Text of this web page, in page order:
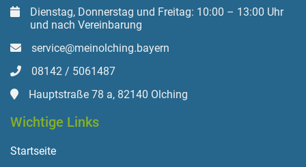
Dienstag, Donnerstag und Freitag: 10:00 – 13:00 Uhr
und nach Vereinbarung
service@meinolching.bayern
08142 / 5061487
Hauptstraße 78 a, 82140 Olching
Wichtige Links
Startseite